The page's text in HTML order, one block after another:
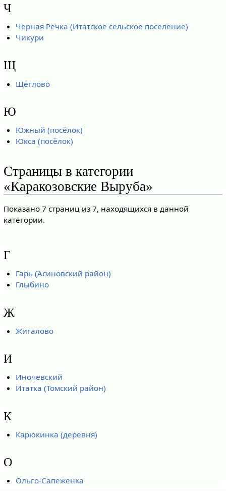
Ч
Чёрная Речка (Итатское сельское поселение)
Чикури
Щ
Щеглово
Ю
Южный (посёлок)
Юкса (посёлок)
Страницы в категории
«Каракозовские Выруба»
Показано 7 страниц из 7, находящихся в данной
категории.
Г
Гарь (Асиновский район)
Глыбино
Ж
Жигалово
И
Иночевский
Итатка (Томский район)
К
Карюкинка (деревня)
О
Ольго-Сапеженка